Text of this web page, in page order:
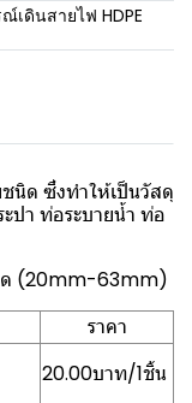
เดินสายไฟ HDPE
นิด ซึ่งทำให้เป็นวัสดุ
ปา ท่อระบายน้ำ ท่อ
ด (20mm-63mm)
ราคา
20.00บาท/1ชิ้น